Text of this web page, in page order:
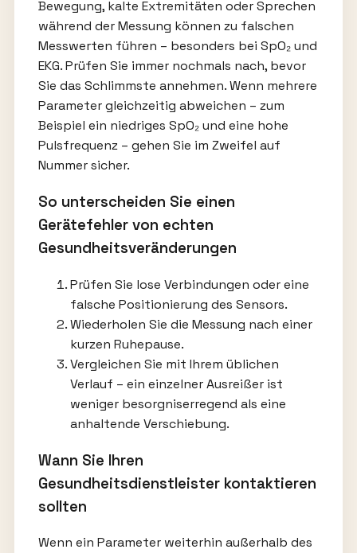
Bewegung, kalte Extremitäten oder Sprechen
während der Messung können zu falschen
Messwerten führen – besonders bei SpO₂ und
EKG. Prüfen Sie immer nochmals nach, bevor
Sie das Schlimmste annehmen. Wenn mehrere
Parameter gleichzeitig abweichen – zum
Beispiel ein niedriges SpO₂ und eine hohe
Pulsfrequenz – gehen Sie im Zweifel auf
Nummer sicher.
So unterscheiden Sie einen
Gerätefehler von echten
Gesundheitsveränderungen
Prüfen Sie lose Verbindungen oder eine
falsche Positionierung des Sensors.
Wiederholen Sie die Messung nach einer
kurzen Ruhepause.
Vergleichen Sie mit Ihrem üblichen
Verlauf – ein einzelner Ausreißer ist
weniger besorgniserregend als eine
anhaltende Verschiebung.
Wann Sie Ihren
Gesundheitsdienstleister kontaktieren
sollten
Wenn ein Parameter weiterhin außerhalb des